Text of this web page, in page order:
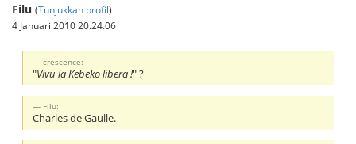
Filu (Tunjukkan profil)
4 Januari 2010 20.24.06
crescence:
"Vivu la Kebeko libera !" ?
Filu:
Charles de Gaulle.